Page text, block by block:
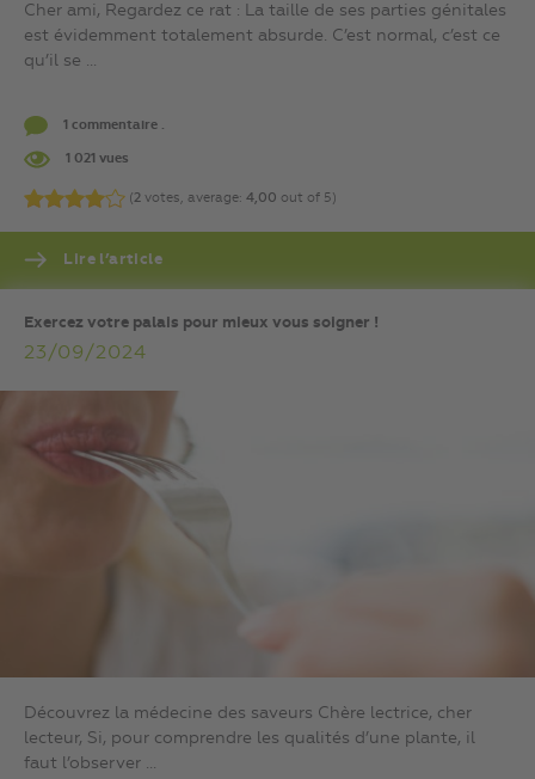
Cher ami, Regardez ce rat : La taille de ses parties génitales
est évidemment totalement absurde. C’est normal, c’est ce
qu’il se ...
1 commentaire .
1 021 vues
(2 votes, average: 4,00 out of 5)
Lire l’article
Exercez votre palais pour mieux vous soigner !
23/09/2024
Découvrez la médecine des saveurs Chère lectrice, cher
lecteur, Si, pour comprendre les qualités d’une plante, il
faut l’observer ...